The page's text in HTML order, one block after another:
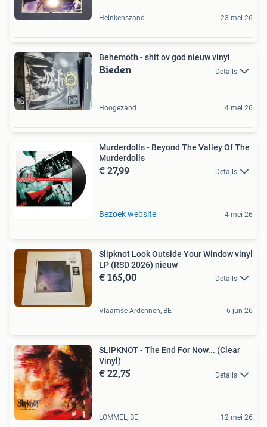
Heinkenszand 23 mei 26
Behemoth - shit ov god nieuw vinyl
Bieden Details
Hoogezand 4 mei 26
Murderdolls - Beyond The Valley Of The
Murderdolls
€ 27,99 Details
Bezoek website 4 mei 26
Slipknot Look Outside Your Window vinyl
LP (RSD 2026) nieuw
€ 165,00 Details
Vlaamse Ardennen, BE 6 jun 26
SLIPKNOT - The End For Now... (Clear
Vinyl)
€ 22,75 Details
LOMMEL, BE 12 mei 26